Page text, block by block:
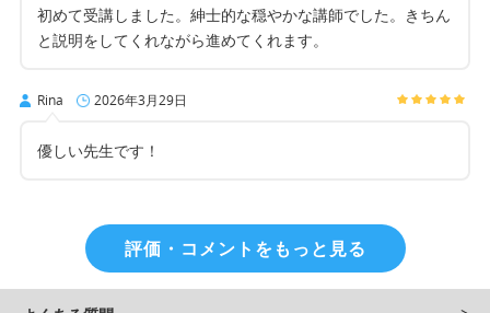
初めて受講しました。紳士的な穏やかな講師でした。きちん
と説明をしてくれながら進めてくれます。
Rina 2026年3月29日
優しい先生です！
評価・コメントをもっと見る